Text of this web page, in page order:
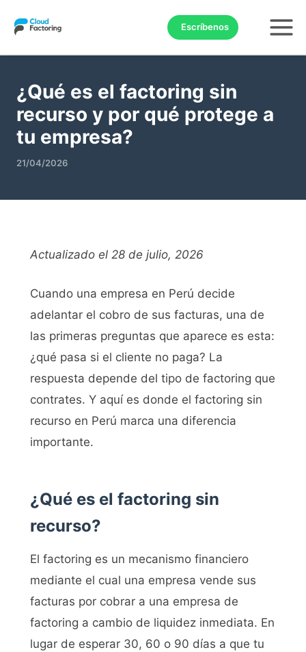
Ir
contenido
Escríbenos
¿Qué es el factoring sin
recurso y por qué protege a
tu empresa?
21/04/2026
Actualizado el 28 de julio, 2026
Cuando una empresa en Perú decide
adelantar el cobro de sus facturas, una de
las primeras preguntas que aparece es esta:
¿qué pasa si el cliente no paga? La
respuesta depende del tipo de factoring que
contrates. Y aquí es donde el factoring sin
recurso en Perú marca una diferencia
importante.
¿Qué es el factoring sin
recurso?
El factoring es un mecanismo financiero
mediante el cual una empresa vende sus
facturas por cobrar a una empresa de
factoring a cambio de liquidez inmediata. En
lugar de esperar 30, 60 o 90 días a que tu